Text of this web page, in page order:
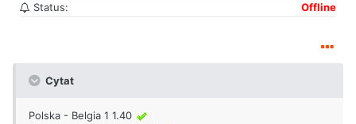
Status:
Offline
Cytat
Polska - Belgia 1 1.40